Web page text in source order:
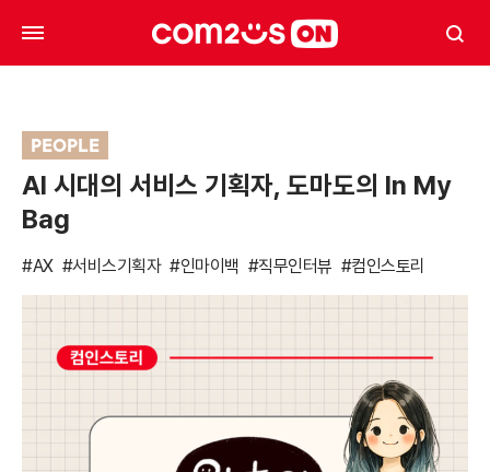
PEOPLE
AI 시대의 서비스 기획자, 도마도의 In My
Bag
#AX #서비스기획자 #인마이백 #직무인터뷰 #컴인스토리